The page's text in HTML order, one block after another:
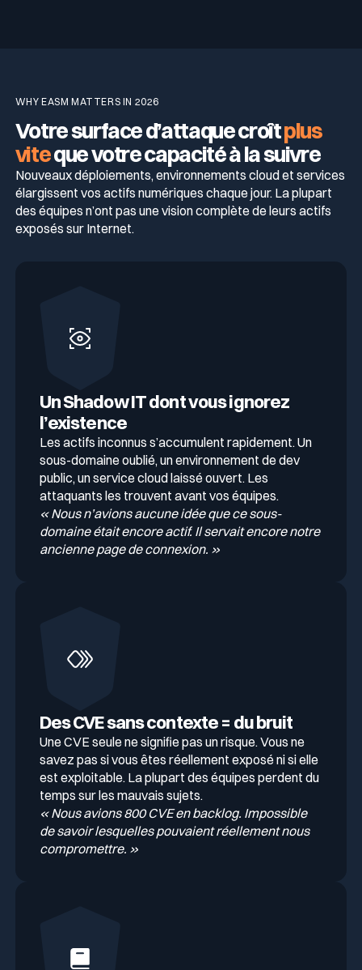
WHY EASM MATTERS IN 2026
Votre surface d’attaque croîtplus
viteque votre capacité à la suivre
Nouveaux déploiements, environnements cloud et services
élargissent vos actifs numériques chaque jour. La plupart
des équipes n’ont pas une vision complète de leurs actifs
exposés sur Internet.
Un Shadow IT dont vous ignorez
l’existence
Les actifs inconnus s’accumulent rapidement. Un
sous-domaine oublié, un environnement de dev
public, un service cloud laissé ouvert. Les
attaquants les trouvent avant vos équipes.
« Nous n’avions aucune idée que ce sous-
domaine était encore actif. Il servait encore notre
ancienne page de connexion. »
Des CVE sans contexte = du bruit
Une CVE seule ne signifie pas un risque. Vous ne
savez pas si vous êtes réellement exposé ni si elle
est exploitable. La plupart des équipes perdent du
temps sur les mauvais sujets.
« Nous avions 800 CVE en backlog. Impossible
de savoir lesquelles pouvaient réellement nous
compromettre. »